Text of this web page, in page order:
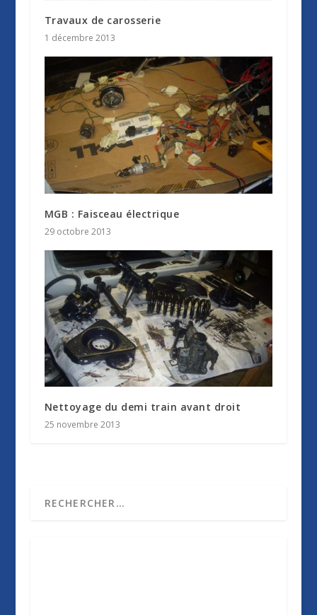
Travaux de carosserie
1 décembre 2013
MGB : Faisceau électrique
29 octobre 2013
Nettoyage du demi train avant droit
25 novembre 2013